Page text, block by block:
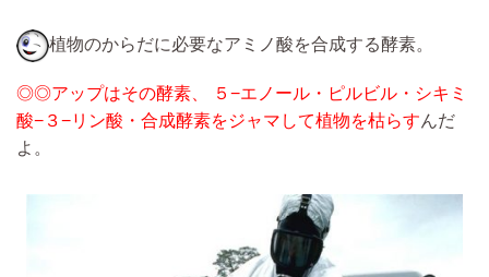
植物のからだに必要なアミノ酸を合成する酵素。
◎◎アップはその酵素、 ５−エノール・ピルビル・シキミ
酸−３−リン酸・合成酵素をジャマして植物を枯らすんだ
よ。